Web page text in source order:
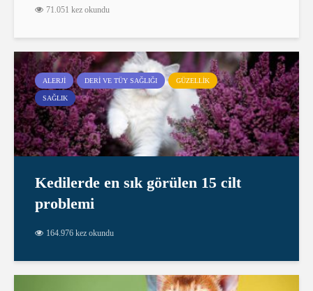
71.051 kez okundu
ALERJI DERI VE TÜY SAĞLIĞI GÜZELLIK
SAĞLIK
Kedilerde en sık görülen 15 cilt
problemi
164.976 kez okundu